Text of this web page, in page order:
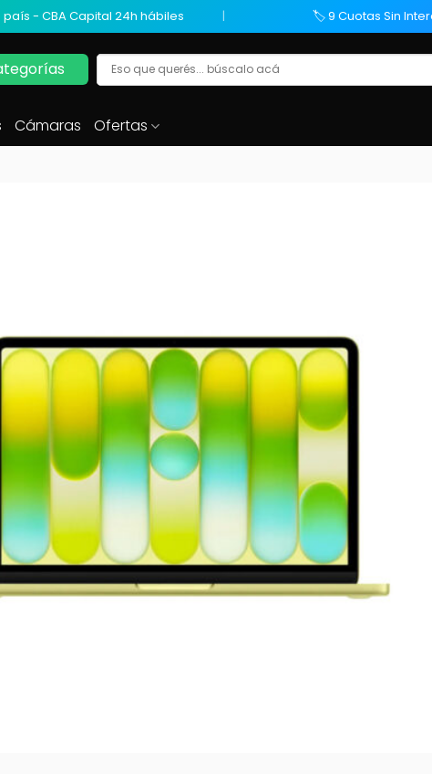
país - CBA Capital 24h hábiles 🏷️ 9 Cuotas Sin
Cámaras Ofertas